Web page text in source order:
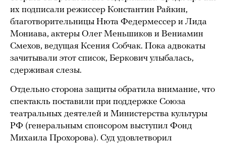
их подписали режиссер Константин Райкин,
благотворительницы Нюта Федермессер и Лида
Мониава, актеры Олег Меньшиков и Вениамин
Смехов, ведущая Ксения Собчак. Пока адвокаты
зачитывали этот список, Беркович улыбалась,
сдерживая слезы.
Отдельно сторона защиты обратила внимание, что
спектакль поставили при поддержке Союза
театральных деятелей и Министерства культуры
РФ (генеральным спонсором выступил Фонд
Михаила Прохорова). Суд удовлетворил